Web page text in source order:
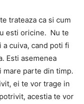
trateaza ca si cum
esti oricine. Nu te
cuiva, cand poti fi
Esti asemenea
mare parte din timp.
ei te vor trage in
acestia te vor